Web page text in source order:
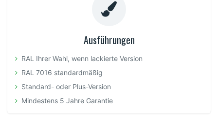
Ausführungen
RAL Ihrer Wahl, wenn lackierte Version
RAL 7016 standardmäßig
Standard- oder Plus-Version
Mindestens 5 Jahre Garantie